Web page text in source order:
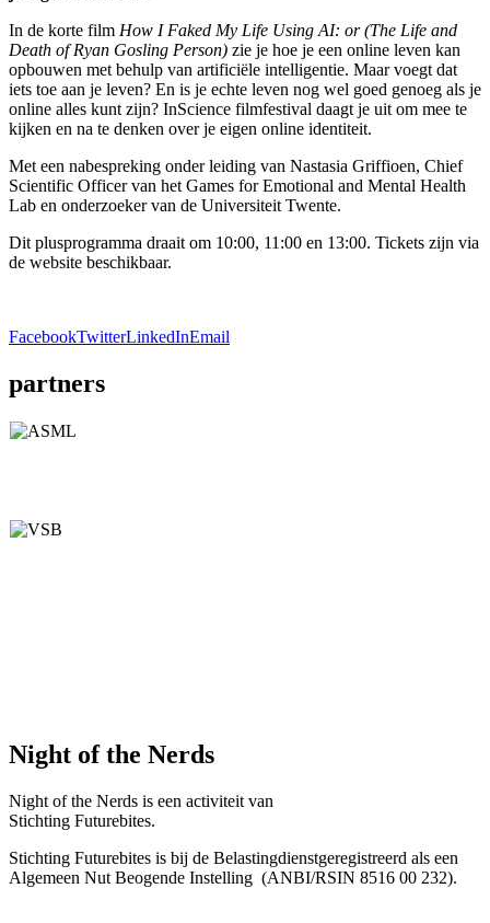
In de korte film How I Faked My Life Using AI: or (The Life and
Death of Ryan Gosling Person) zie je hoe je een online leven kan
opbouwen met behulp van artificiële intelligentie. Maar voegt dat
iets toe aan je leven? En is je echte leven nog wel goed genoeg als je
online alles kunt zijn? InScience filmfestival daagt je uit om mee te
kijken en na te denken over je eigen online identiteit.
Met een nabespreking onder leiding van Nastasia Griffioen, Chief
Scientific Officer van het Games for Emotional and Mental Health
Lab en onderzoeker van de Universiteit Twente.
Dit plusprogramma draait om 10:00, 11:00 en 13:00. Tickets zijn via
de website beschikbaar.
FacebookTwitterLinkedInEmail
partners
Night of the Nerds
Night of the Nerds is een activiteit van
Stichting Futurebites.
Stichting Futurebites is bij de Belastingdienstgeregistreerd als een
Algemeen Nut Beogende Instelling (ANBI/RSIN 8516 00 232).